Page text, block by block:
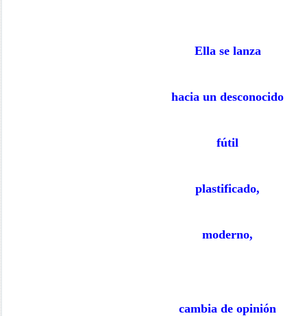
Ella se lanza
hacia un desconocido
fútil
plastificado,
moderno,
cambia de opinión